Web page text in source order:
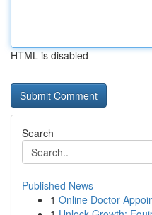
HTML is disabled
Search
Published News
1 Online Doctor